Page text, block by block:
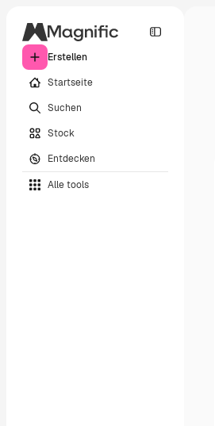
Erstellen
Startseite
Suchen
Stock
Entdecken
Alle tools